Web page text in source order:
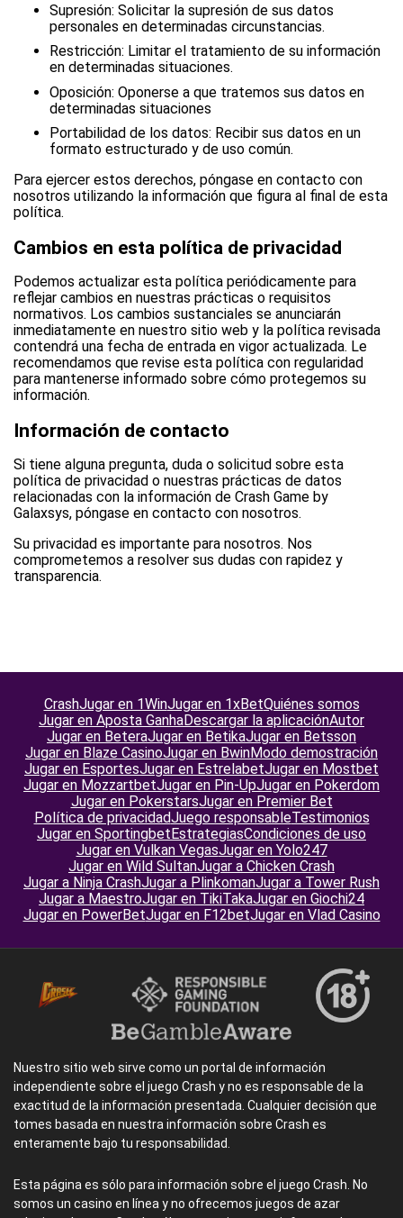
Supresión: Solicitar la supresión de sus datos
personales en determinadas circunstancias.
Restricción: Limitar el tratamiento de su información
en determinadas situaciones.
Oposición: Oponerse a que tratemos sus datos en
determinadas situaciones
Portabilidad de los datos: Recibir sus datos en un
formato estructurado y de uso común.
Para ejercer estos derechos, póngase en contacto con
nosotros utilizando la información que figura al final de esta
política.
Cambios en esta política de privacidad
Podemos actualizar esta política periódicamente para
reflejar cambios en nuestras prácticas o requisitos
normativos. Los cambios sustanciales se anunciarán
inmediatamente en nuestro sitio web y la política revisada
contendrá una fecha de entrada en vigor actualizada. Le
recomendamos que revise esta política con regularidad
para mantenerse informado sobre cómo protegemos su
información.
Información de contacto
Si tiene alguna pregunta, duda o solicitud sobre esta
política de privacidad o nuestras prácticas de datos
relacionadas con la información de Crash Game by
Galaxsys, póngase en contacto con nosotros.
Su privacidad es importante para nosotros. Nos
comprometemos a resolver sus dudas con rapidez y
transparencia.
CrashJugar en 1WinJugar en 1xBetQuiénes somos
Jugar en Aposta GanhaDescargar la aplicaciónAutor
Jugar en BeteraJugar en BetikaJugar en Betsson
Jugar en Blaze CasinoJugar en BwinModo demostración
Jugar en EsportesJugar en EstrelabetJugar en Mostbet
Jugar en MozzartbetJugar en Pin-UpJugar en Pokerdom
Jugar en PokerstarsJugar en Premier Bet
Política de privacidadJuego responsableTestimonios
Jugar en SportingbetEstrategiasCondiciones de uso
Jugar en Vulkan VegasJugar en Yolo247
Jugar en Wild SultanJugar a Chicken Crash
Jugar a Ninja CrashJugar a PlinkomanJugar a Tower Rush
Jugar a MaestroJugar en TikiTakaJugar en Giochi24
Jugar en PowerBetJugar en F12betJugar en Vlad Casino
Nuestro sitio web sirve como un portal de información
independiente sobre el juego Crash y no es responsable de la
exactitud de la información presentada. Cualquier decisión que
tomes basada en nuestra información sobre Crash es
enteramente bajo tu responsabilidad.
Esta página es sólo para información sobre el juego Crash. No
somos un casino en línea y no ofrecemos juegos de azar